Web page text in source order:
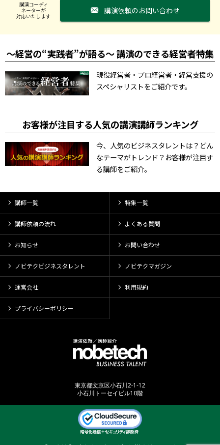
講演コーディ
ネーターが
対応いたします
講演依頼のお問い合わせ
～経営の“実践者”が語る～ 講演のできる経営者特集
現役経営者・プロ経営者・経営支援の
スペシャリストをご紹介です。
お客様が注目する人気の講演講師ランキング
今、人気のビジネスタレントは？どん
なテーマがトレンド？お客様が注目す
る講師をご紹介。
講師一覧 特集一覧
講師依頼の流れ よくある質問
お知らせ お問い合わせ
ノビテクビジネスタレント ノビテクマガジン
運営会社 利用規約
プライバシーポリシー
東京都文京区小石川2-1-12
小石川トーセイビル10階